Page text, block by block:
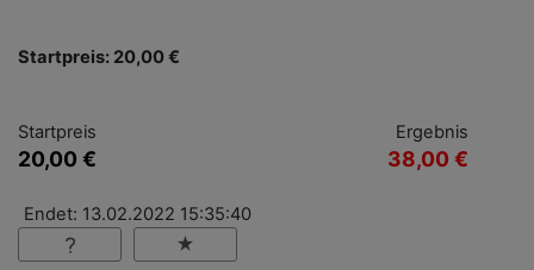
Startpreis: 20,00 €
Startpreis
20,00 €
Ergebnis
38,00 €
Endet: 13.02.2022 15:35:40